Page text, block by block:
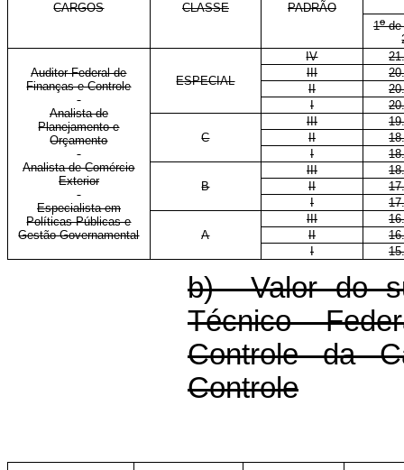
CARGOS CLASSE
PADRÃO
1ode
Auditor Federal de
Finanças e Controle
Analista de
Planejamento e
Orçamento
Analista de Comércio
Exterior
Especialista em
Políticas Públicas e
Gestão Governamental
ESPECIAL
IV
III
II
I
C
III
II
I
B
III
II
I
A
III
II
I
b) Valor do
Técnico
Controle da
Controle